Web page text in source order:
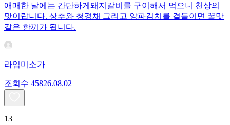
애매한 날에는 간단하게돼지갈비를 구이해서 먹으니 천상의
맛이랍니다. 상추와 청경채 그리고 양파김치를 곁들이면 꿀맛
같은 한끼가 됩니다.
라임미소가
조회수 45826.08.02
13